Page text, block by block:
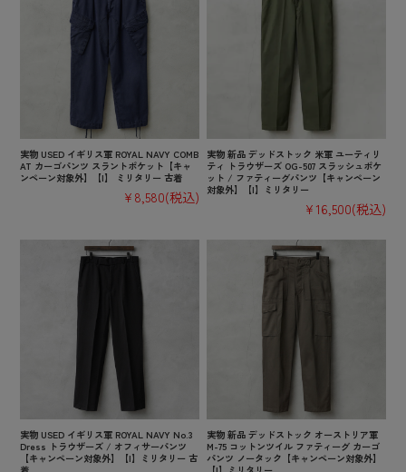
実物 USED イギリス軍 ROYAL NAVY COMB
AT カーゴパンツ スラントポケット【キャ
ンペーン対象外】【I】 ミリタリー 古着
¥8,580(税込)
実物 新品 デッドストック 米軍 ユーティリ
ティ トラウザーズ OG-507 スラッシュポケ
ット / ファティーグパンツ【キャンペーン
対象外】【I】ミリタリー
¥16,500(税込)
実物 USED イギリス軍 ROYAL NAVY No.3
Dress トラウザーズ / オフィサーパンツ
【キャンペーン対象外】【I】ミリタリー 古
実物 新品 デッドストック オーストリア軍
M-75 コットンツイル ファティーグ カーゴ
パンツ ノータック【キャンペーン対象外】